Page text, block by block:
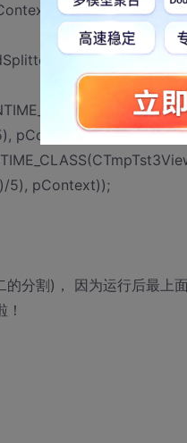
1, 2, WS_CHILD |
pContext));
5), pContext));
分割)， 因为运行后最上